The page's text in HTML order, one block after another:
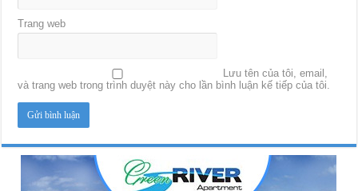
Trang web
Lưu tên của tôi, email,
và trang web trong trình duyệt này cho lần bình luận kế tiếp của tôi.